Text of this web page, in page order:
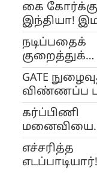
கை
இந்தியா!
வழி வணிக
ஆப்பா?
நடிப்பதைக்
குறைத்துக்
காரணம்
சமந்தா
GATE
விண்ணப்ப
திடீர்
என்ன
கர்ப்பிணி
மனைவியை
வெட்டிய
கணவன்! -
எச்சரித்த